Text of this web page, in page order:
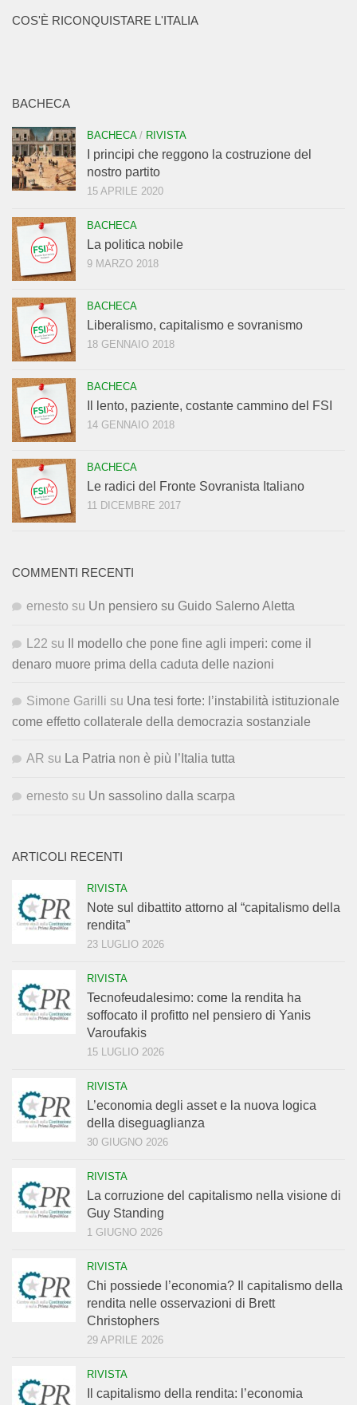
COS'È RICONQUISTARE L'ITALIA
BACHECA
BACHECA/ RIVISTA
I principi che reggono la costruzione del
nostro partito
15 APRILE 2020
BACHECA
La politica nobile
9 MARZO 2018
BACHECA
Liberalismo, capitalismo e sovranismo
18 GENNAIO 2018
BACHECA
Il lento, paziente, costante cammino del FSI
14 GENNAIO 2018
BACHECA
Le radici del Fronte Sovranista Italiano
11 DICEMBRE 2017
COMMENTI RECENTI
ernesto su Un pensiero su Guido Salerno Aletta
L22 su
Il modello che pone fine agli imperi: come il
denaro muore prima della caduta delle nazioni
Simone Garilli su Una tesi forte: l’instabilità istituzionale
come effetto collaterale della democrazia sostanziale
AR su La Patria non è più l’Italia tutta
ernesto su Un sassolino dalla scarpa
ARTICOLI RECENTI
RIVISTA
Note sul dibattito attorno al “capitalismo della
rendita”
23 LUGLIO 2026
RIVISTA
Tecnofeudalesimo: come la rendita ha
soffocato il profitto nel pensiero di Yanis
Varoufakis
15 LUGLIO 2026
RIVISTA
L’economia degli asset e la nuova logica
della diseguaglianza
30 GIUGNO 2026
RIVISTA
La corruzione del capitalismo nella visione di
Guy Standing
1 GIUGNO 2026
RIVISTA
Chi possiede l’economia? Il capitalismo della
rendita nelle osservazioni di Brett
Christophers
29 APRILE 2026
RIVISTA
Il capitalismo della rendita: l’economia